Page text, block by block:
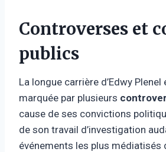
Controverses et
publics
La longue carrière d’Edwy
marquée par plusieurs
cause de ses convictions
de son travail d’investigation
événements les plus médiatisés